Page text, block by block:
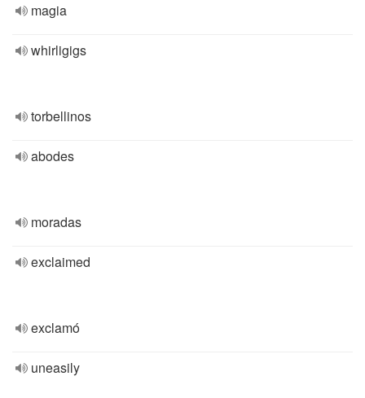
magia
whirligigs
torbellinos
abodes
moradas
exclaimed
exclamó
uneasily